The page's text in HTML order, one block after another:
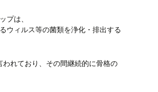
プは、
ウィルス等の菌類を浄化・排出する
れており、その間継続的に骨格の